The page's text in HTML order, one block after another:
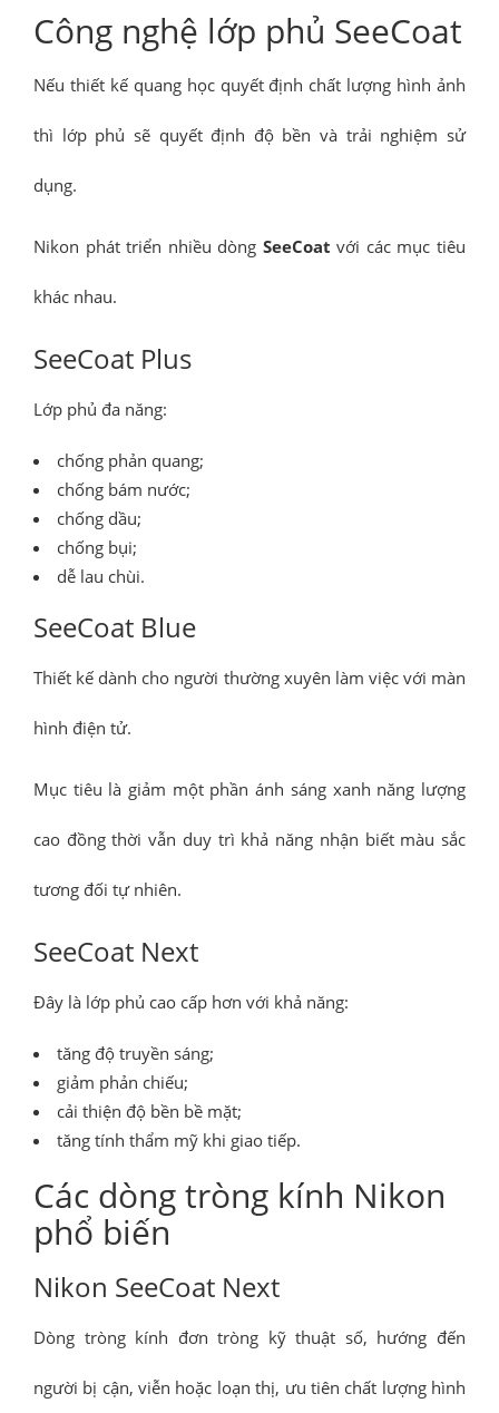
Công nghệ lớp phủ SeeCoat
Nếu thiết kế quang học quyết định chất lượng hình ảnh
thì lớp phủ sẽ quyết định độ bền và trải nghiệm sử
dụng.
Nikon phát triển nhiều dòng SeeCoat với các mục tiêu
khác nhau.
SeeCoat Plus
Lớp phủ đa năng:
chống phản quang;
chống bám nước;
chống dầu;
chống bụi;
dễ lau chùi.
SeeCoat Blue
Thiết kế dành cho người thường xuyên làm việc với màn
hình điện tử.
Mục tiêu là giảm một phần ánh sáng xanh năng lượng
cao đồng thời vẫn duy trì khả năng nhận biết màu sắc
tương đối tự nhiên.
SeeCoat Next
Đây là lớp phủ cao cấp hơn với khả năng:
tăng độ truyền sáng;
giảm phản chiếu;
cải thiện độ bền bề mặt;
tăng tính thẩm mỹ khi giao tiếp.
Các dòng tròng kính Nikon
phổ biến
Nikon SeeCoat Next
Dòng tròng kính đơn tròng kỹ thuật số, hướng đến
người bị cận, viễn hoặc loạn thị, ưu tiên chất lượng hình